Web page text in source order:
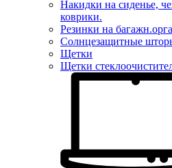
Накидки на сиденье,
коврики.
Резинки на
Солнцезащитные
Щетки
Щетки